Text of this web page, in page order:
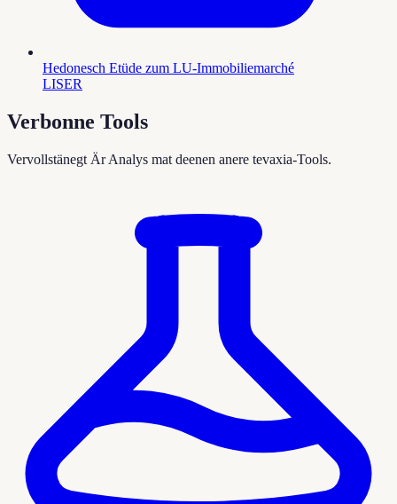
Hedonesch Etüde zum LU-Immobiliemarché
LISER
Verbonne Tools
Vervollstänegt Är Analys mat deenen anere tevaxia-Tools.